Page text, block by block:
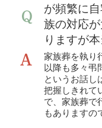
が頻繁に
族の対応
りますが
家族葬を執り
以降も多々弔
というお話し
把握しきれて
で、家族葬で
もありますの